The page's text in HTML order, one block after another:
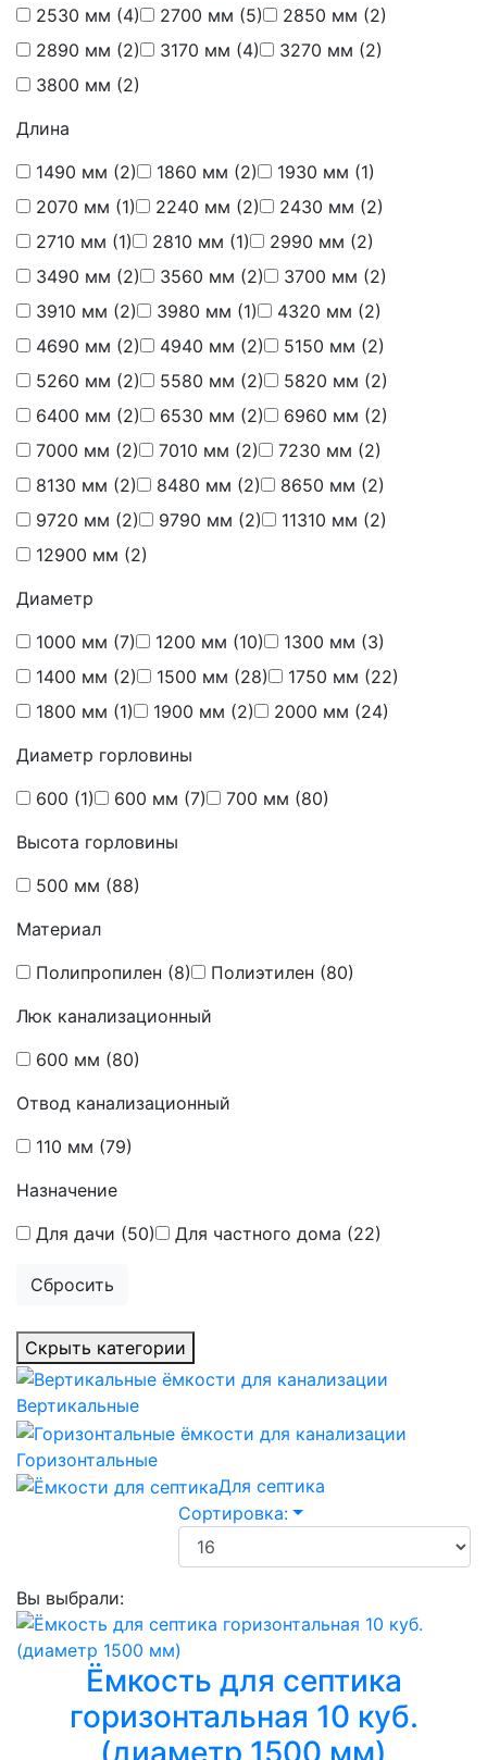
2530 мм (4) 2700 мм (5) 2850 мм (2)
2890 мм (2) 3170 мм (4) 3270 мм (2)
3800 мм (2)
Длина
1490 мм (2) 1860 мм (2) 1930 мм (1)
2070 мм (1) 2240 мм (2) 2430 мм (2)
2710 мм (1) 2810 мм (1) 2990 мм (2)
3490 мм (2) 3560 мм (2) 3700 мм (2)
3910 мм (2) 3980 мм (1) 4320 мм (2)
4690 мм (2) 4940 мм (2) 5150 мм (2)
5260 мм (2) 5580 мм (2) 5820 мм (2)
6400 мм (2) 6530 мм (2) 6960 мм (2)
7000 мм (2) 7010 мм (2) 7230 мм (2)
8130 мм (2) 8480 мм (2) 8650 мм (2)
9720 мм (2) 9790 мм (2) 11310 мм (2)
12900 мм (2)
Диаметр
1000 мм (7) 1200 мм (10) 1300 мм (3)
1400 мм (2) 1500 мм (28) 1750 мм (22)
1800 мм (1) 1900 мм (2) 2000 мм (24)
Диаметр горловины
600 (1) 600 мм (7) 700 мм (80)
Высота горловины
500 мм (88)
Материал
Полипропилен (8) Полиэтилен (80)
Люк канализационный
600 мм (80)
Отвод канализационный
110 мм (79)
Назначение
Для дачи (50) Для частного дома (22)
Сбросить
Скрыть категории
Вертикальные
Горизонтальные
Для септика
Сортировка:
Вы выбрали:
Ёмкость для септика
горизонтальная 10 куб.